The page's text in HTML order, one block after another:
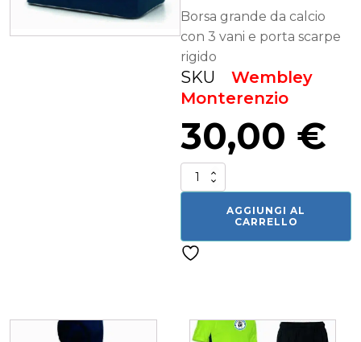
Borsa grande da calcio
con 3 vani e porta scarpe
rigido
SKU Wembley
Monterenzio
30,00 €
Borsa
calcio
AGGIUNGI AL
CARRELLO
Questo
Questo